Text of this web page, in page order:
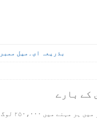
بذریعہ ای۔میل
کے بارے
آج کی آیت